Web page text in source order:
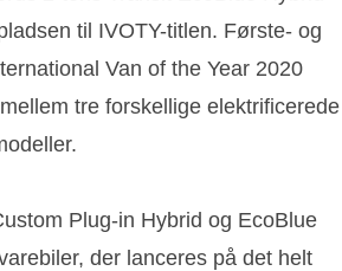
til IVOTY-titlen. Første- og
Van of the Year 2020
tre forskellige elektrificerede
Plug-in Hybrid og EcoBlue
der lanceres på det helt